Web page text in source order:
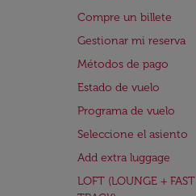
Compre un billete
Gestionar mi reserva
Métodos de pago
Estado de vuelo
Programa de vuelo
Seleccione el asiento
Add extra luggage
LOFT (LOUNGE + FAST